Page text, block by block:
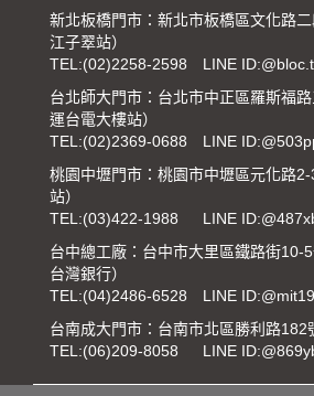
新北板橋門市：新北市板橋區文化路
江子翠站）
TEL:(02)2258-2598
LINE
台北師大門市：台北市中正區羅斯福
運台電大樓站）
TEL:(02)2369-0688
LINE
桃園中壢門市：桃園市中壢區元化路
站）
TEL:(03)422-1988
LINE
台中總工廠：台中市大里區鐵路街10-
台灣銀行）
TEL:(04)2486-6528
LINE
台南成大門市：台南市北區勝利路182
TEL:(06)209-8058 LINE